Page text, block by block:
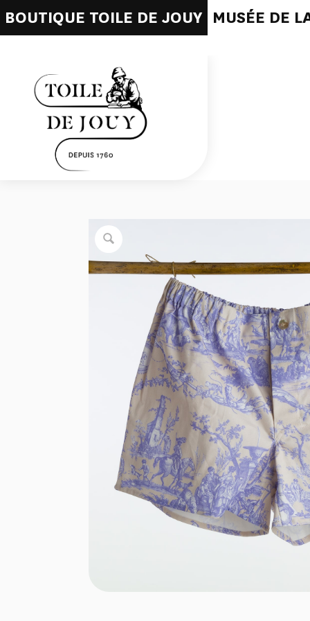
BOUTIQUE TOILE DE JOUY MUSÉE DE